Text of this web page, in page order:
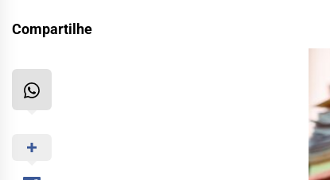
Compartilhe